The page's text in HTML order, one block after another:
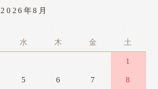
2026年8月
水 木 金 土
1
5 6 7 8